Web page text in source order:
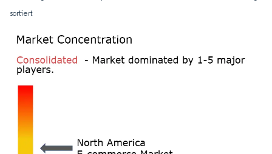
sortiert